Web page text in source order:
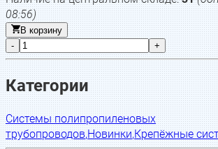
08:56)
В корзину
-
+
Категории
Системы полипропиленовых
трубопроводов,Новинки,Крепёжные